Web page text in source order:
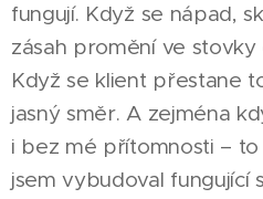
fungují. Když se nápad,
zásah promění ve stovky
Když se klient přestane
jasný směr. A zejména
i bez mé přítomnosti –
jsem vybudoval fungující